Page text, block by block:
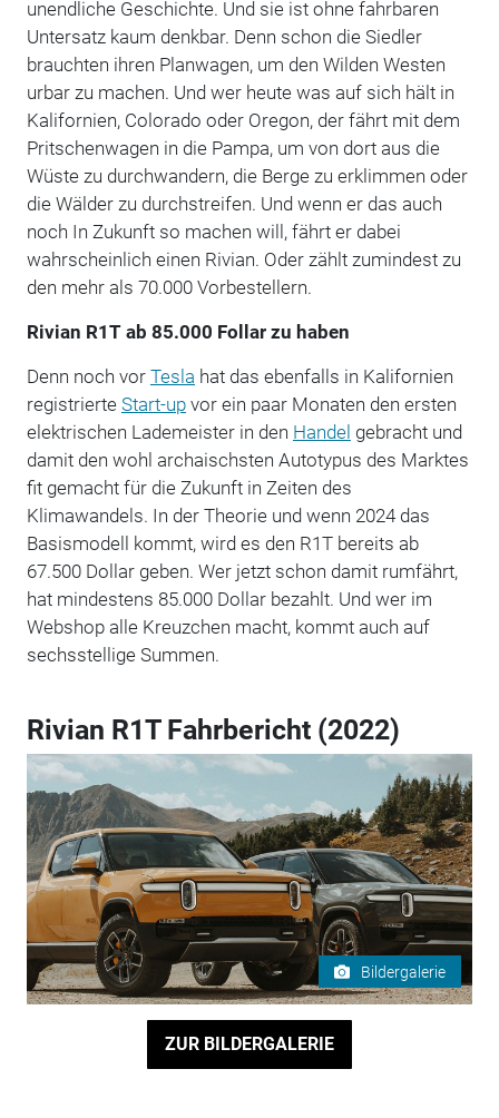
unendliche Geschichte. Und sie ist ohne fahrbaren
Untersatz kaum denkbar. Denn schon die Siedler
brauchten ihren Planwagen, um den Wilden Westen
urbar zu machen. Und wer heute was auf sich hält in
Kalifornien, Colorado oder Oregon, der fährt mit dem
Pritschenwagen in die Pampa, um von dort aus die
Wüste zu durchwandern, die Berge zu erklimmen oder
die Wälder zu durchstreifen. Und wenn er das auch
noch In Zukunft so machen will, fährt er dabei
wahrscheinlich einen Rivian. Oder zählt zumindest zu
den mehr als 70.000 Vorbestellern.
Rivian R1T ab 85.000 Follar zu haben
Denn noch vor Tesla hat das ebenfalls in Kalifornien
registrierte Start-upvor ein paar Monaten den ersten
elektrischen Lademeister in den Handel gebracht und
damit den wohl archaischsten Autotypus des Marktes
fit gemacht für die Zukunft in Zeiten des
Klimawandels. In der Theorie und wenn 2024 das
Basismodell kommt, wird es den R1T bereits ab
67.500 Dollar geben. Wer jetzt schon damit rumfährt,
hat mindestens 85.000 Dollar bezahlt. Und wer im
Webshop alle Kreuzchen macht, kommt auch auf
sechsstellige Summen.
Rivian R1T Fahrbericht (2022)
Bildergalerie
ZUR BILDERGALERIE